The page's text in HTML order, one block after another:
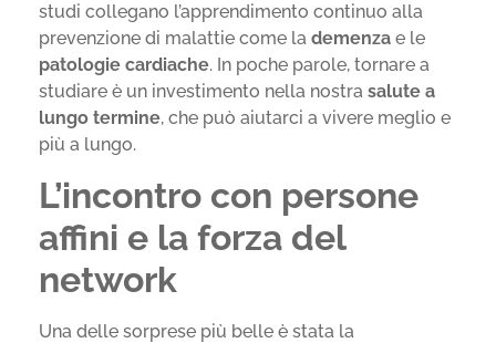
studi collegano l’apprendimento continuo alla
prevenzione di malattie come la demenza e le
patologie cardiache. In poche parole, tornare a
studiare è un investimento nella nostra salute a
lungo termine, che può aiutarci a vivere meglio e
più a lungo.
L’incontro con persone
affini e la forza del
network
Una delle sorprese più belle è stata la